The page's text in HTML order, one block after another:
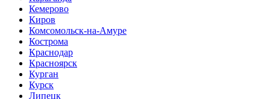
Кемерово
Киров
Комсомольск-на-Амуре
Кострома
Краснодар
Красноярск
Курган
Курск
Липецк